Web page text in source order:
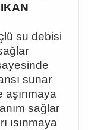
ü su debisi
ğ lar
ı sunar
aşınmaya
ım sağ lar
rı ısınmaya